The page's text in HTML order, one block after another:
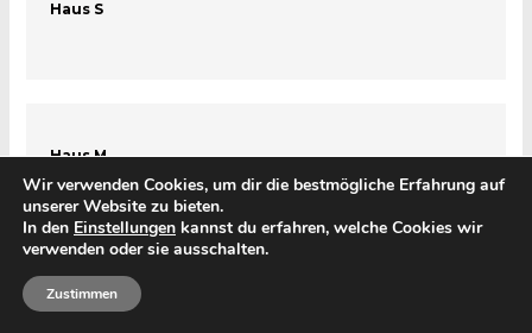
Haus S
Haus M
Haus W
Wir verwenden Cookies, um dir die bestmögliche Erfahrung auf
unserer Website zu bieten.
In den Einstellungen kannst du erfahren, welche Cookies wir
verwenden oder sie ausschalten.
Zustimmen